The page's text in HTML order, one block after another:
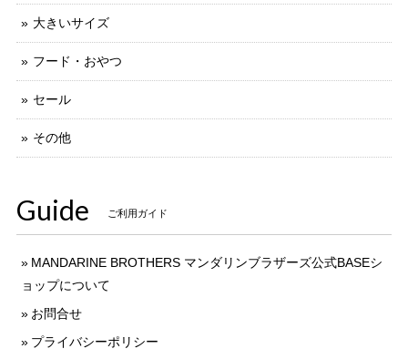
大きいサイズ
フード・おやつ
セール
その他
Guide ご利用ガイド
MANDARINE BROTHERS マンダリンブラザーズ公式BASEシ
ョップについて
お問合せ
プライバシーポリシー